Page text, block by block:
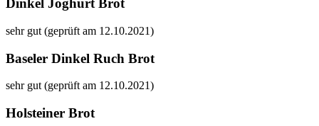
Dinkel Joghurt Brot
sehr gut (geprüft am 12.10.2021)
Baseler Dinkel Ruch Brot
sehr gut (geprüft am 12.10.2021)
Holsteiner Brot